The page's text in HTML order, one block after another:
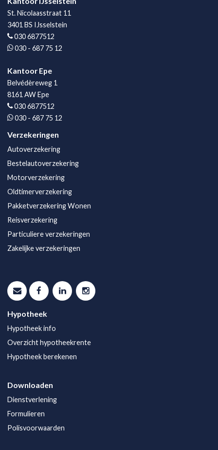
St. Nicolaasstraat 11
3401 BS IJsselstein
030 6877512
030 - 687 75 12
Kantoor Epe
Belvédèreweg 1
8161 AW Epe
030 6877512
030 - 687 75 12
Verzekeringen
Autoverzekering
Bestelautoverzekering
Motorverzekering
Oldtimerverzekering
Pakketverzekering Wonen
Reisverzekering
Particuliere verzekeringen
Zakelijke verzekeringen
Hypotheek
Hypotheek info
Overzicht hypotheekrente
Hypotheek berekenen
Downloaden
Dienstverlening
Formulieren
Polisvoorwaarden